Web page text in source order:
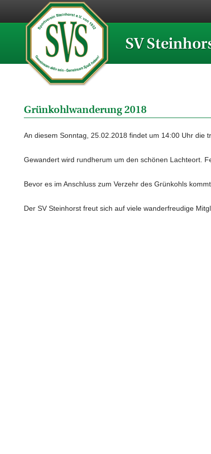
SV
Grünkohlwanderung 2018
An diesem Sonntag, 25.02.2018 findet um 14:00 Uhr die
Gewandert wird rundherum um den schönen Lachteort.
Bevor es im Anschluss zum Verzehr des Grünkohls
Der SV Steinhorst freut sich auf viele wanderfreudige